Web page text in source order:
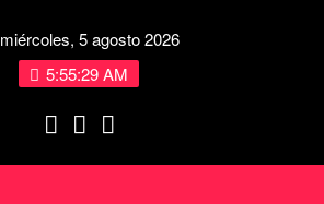
miércoles, 5 agosto 2026
5:55:29 AM